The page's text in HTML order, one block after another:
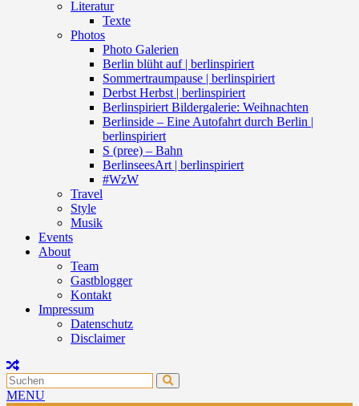
Literatur
Texte
Photos
Photo Galerien
Berlin blüht auf | berlinspiriert
Sommertraumpause | berlinspiriert
Derbst Herbst | berlinspiriert
Berlinspiriert Bildergalerie: Weihnachten
Berlinside – Eine Autofahrt durch Berlin |
berlinspiriert
S (pree) – Bahn
BerlinseesArt | berlinspiriert
#WzW
Travel
Style
Musik
Events
About
Team
Gastblogger
Kontakt
Impressum
Datenschutz
Disclaimer
MENU